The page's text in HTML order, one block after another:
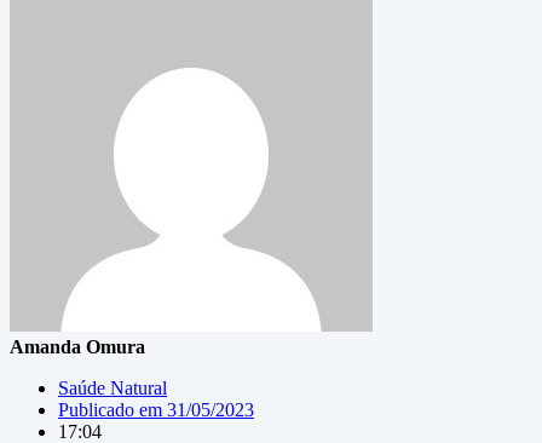
Amanda Omura
Saúde Natural
Publicado em 31/05/2023
17:04